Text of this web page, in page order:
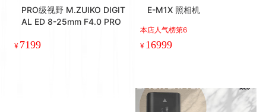
PRO级视野 M.ZUIKO DIGIT
AL ED 8-25mm F4.0 PRO
¥ 7199
E-M1X 照相机
本店人气榜第6
¥ 16999